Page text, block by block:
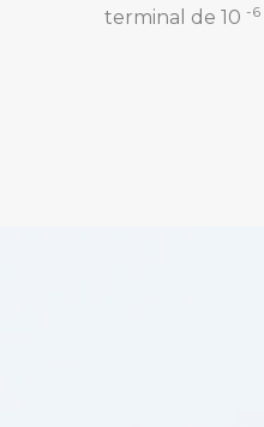
terminal de 10-6